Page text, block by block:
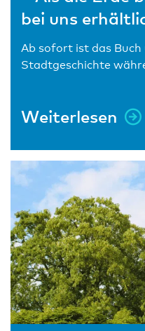
bei uns
Ab sofort ist das Buch
Stadtgeschichte
Weiterlesen